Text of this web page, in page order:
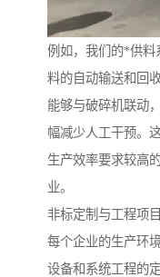
例如，我们的*供料
料的自动输送和回
能够与破碎机联动
幅减少人工干预。
生产效率要求较高
业。
非标定制与工程项目
每个企业的生产环
设备和系统工程的